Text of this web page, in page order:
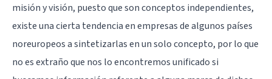
misión y visión, puesto que son conceptos independientes,
existe una cierta tendencia en empresas de algunos países
noreuropeos a sintetizarlas en un solo concepto, por lo que
no es extraño que nos lo encontremos unificado si